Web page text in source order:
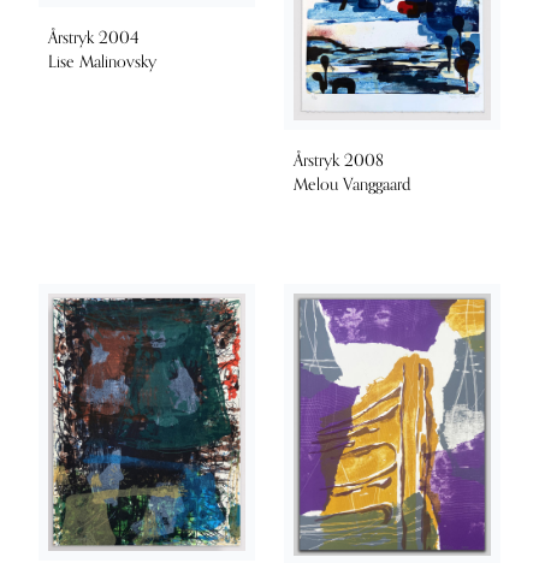
Årstryk 2004
Lise Malinovsky
Årstryk 2008
Melou Vanggaard